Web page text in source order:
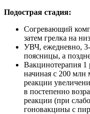
Подострая стадия:
Согревающий
затем грелка на
УВЧ, ежедневно,
поясницы, а
Вакцинотерапия 1
начиная с 200 млн
реакции
в постепенно
реакции (при
гоновакцины с